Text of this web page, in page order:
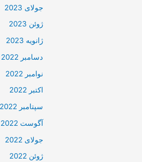
جولای 2023
ژوئن 2023
ژانویه 2023
دسامبر 2022
نوامبر 2022
اکتبر 2022
سپتامبر 2022
آگوست 2022
جولای 2022
ژوئن 2022